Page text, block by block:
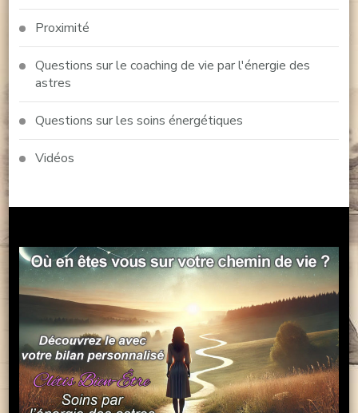
Proximité
Questions sur le coaching de vie par l'énergie des
astres
Questions sur les soins énergétiques
Vidéos